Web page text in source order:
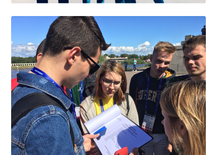
Заочное отделение
Локальные акты
ВОСПИТАТЕЛЬНАЯ РАБОТА
Безопасность на железной дороге
ГТО
Дополнительное образование
Информационная безопасность
Информация для детей-сирот
Памятные даты военной истории
Пожарная безопасность